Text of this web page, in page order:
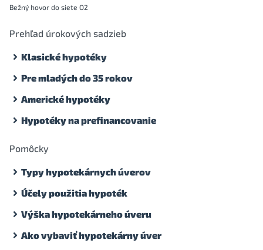
Bežný hovor do siete O2
Prehľad úrokových sadzieb
Klasické hypotéky
Pre mladých do 35 rokov
Americké hypotéky
Hypotéky na prefinancovanie
Pomôcky
Typy hypotekárnych úverov
Účely použitia hypoték
Výška hypotekárneho úveru
Ako vybaviť hypotekárny úver